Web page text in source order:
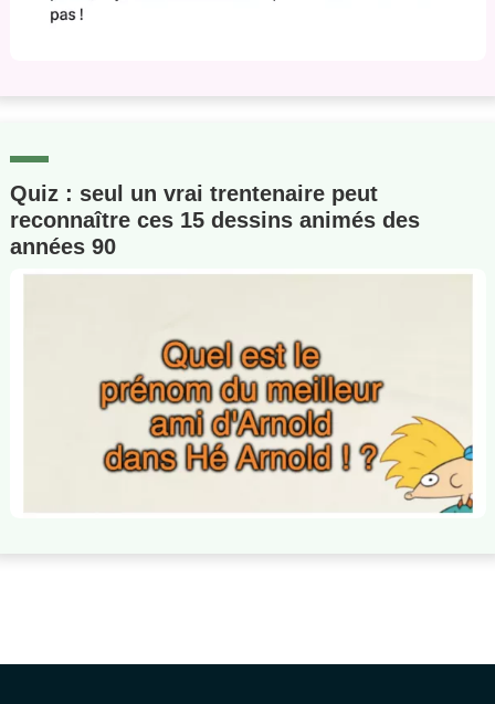
Quiz : seul un vrai trentenaire peut
reconnaître ces 15 dessins animés des
années 90